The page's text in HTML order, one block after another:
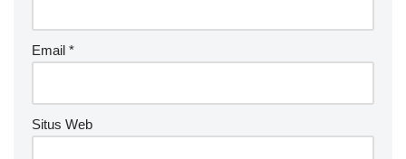
Email *
Situs Web